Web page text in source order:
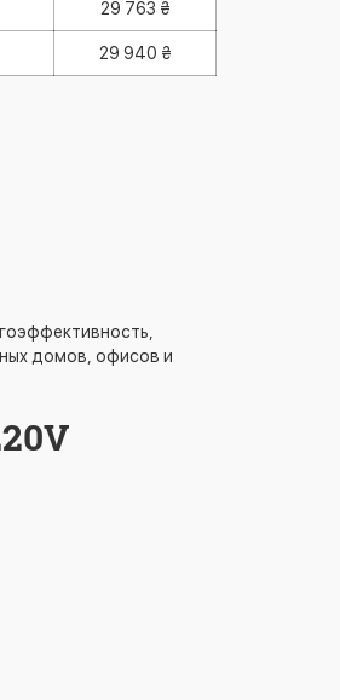
29 763 ₴
29 940 ₴
домов, офисов и